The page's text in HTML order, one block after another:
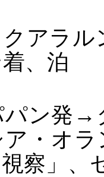
アラ
、泊
ン発→
・オ
察」、